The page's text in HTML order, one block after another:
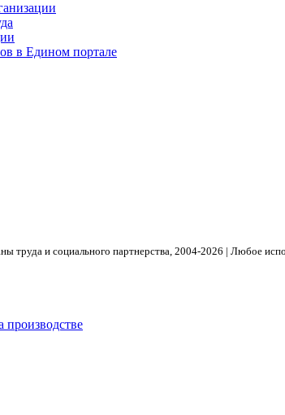
в Едином портале
и социального партнерства, 2004- 2026 | Любое
производстве